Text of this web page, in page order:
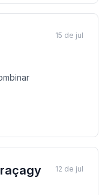
15 de jul
12 de jul